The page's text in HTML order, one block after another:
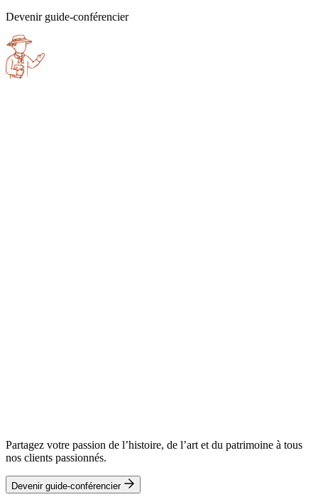
Devenir guide-conférencier
Partagez votre passion de l’histoire, de l’art et du patrimoine à tous
nos clients passionnés.
Devenir guide-conférencier